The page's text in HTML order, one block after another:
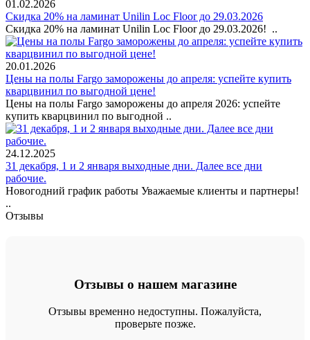
01.02.2026
Скидка 20% на ламинат Unilin Loc Floor до 29.03.2026
Скидка 20% на ламинат Unilin Loc Floor до 29.03.2026! ..
20.01.2026
Цены на полы Fargo заморожены до апреля: успейте купить
кварцвинил по выгодной цене!
Цены на полы Fargo заморожены до апреля 2026: успейте
купить кварцвинил по выгодной ..
24.12.2025
31 декабря, 1 и 2 января выходные дни. Далее все дни
рабочие.
Новогодний график работы Уважаемые клиенты и партнеры!
..
Отзывы
Отзывы о нашем магазине
Отзывы временно недоступны. Пожалуйста,
проверьте позже.